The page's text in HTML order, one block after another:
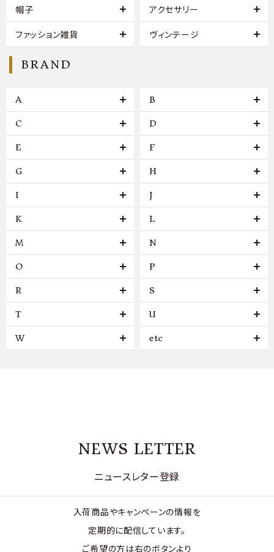
帽子 アクセサリー
ファッション雑貨 ヴィンテージ
BRAND
A B
C D
E F
G H
I J
K L
M N
O P
R S
T U
W etc
NEWS LETTER
ニュースレター登録
入荷商品やキャンペーンの情報を
定期的に配信しています。
ご希望の方は右のボタンより